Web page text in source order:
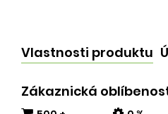
Vlastnosti produktu
Zákaznická